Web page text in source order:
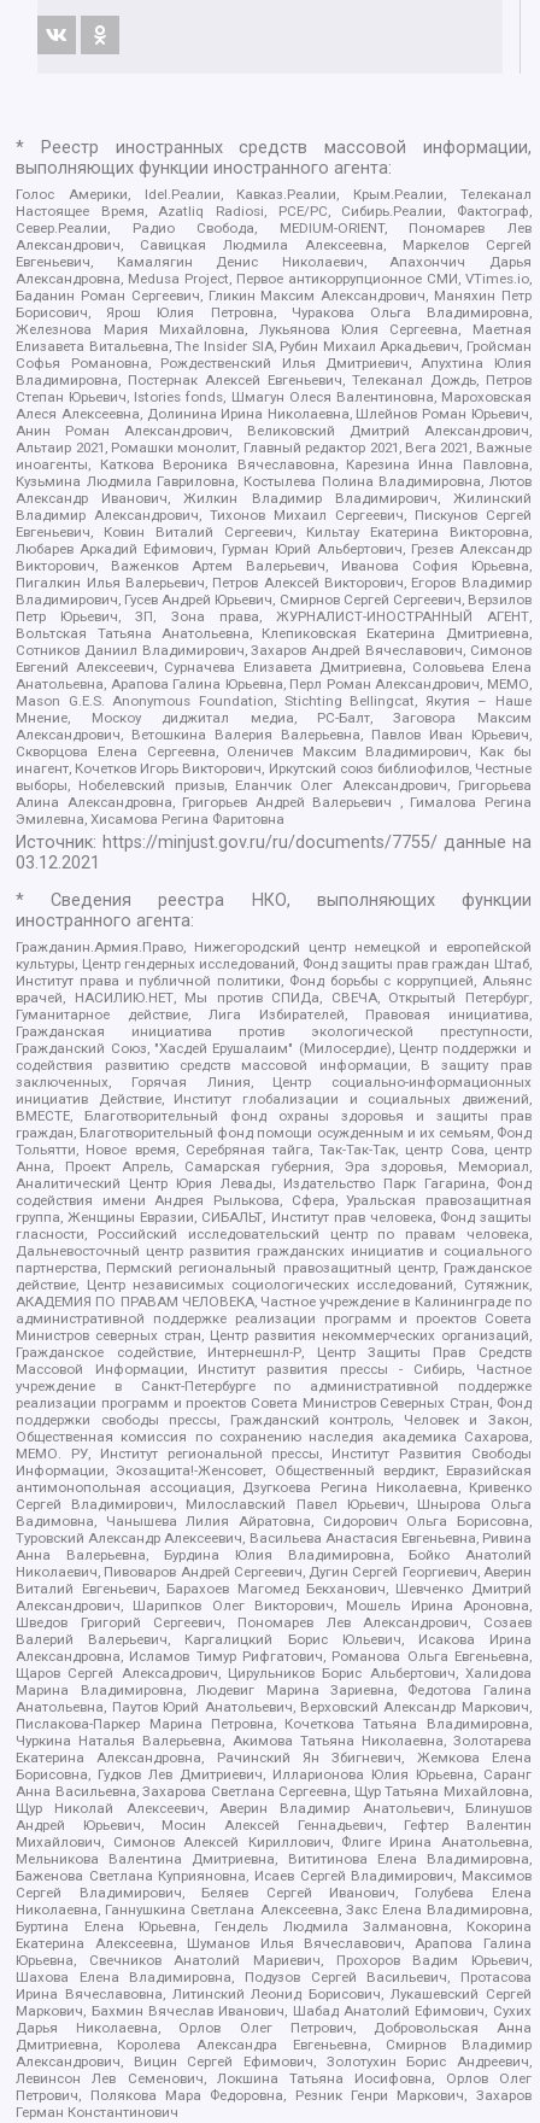
* Реестр иностранных средств массовой информации,
выполняющих функции иностранного агента:
Голос Америки, Idel.Реалии, Кавказ.Реалии, Крым.Реалии, Телеканал
Настоящее Время, Azatliq Radiosi, PCE/PC, Сибирь.Реалии, Фактограф,
Север.Реалии, Радио Свобода, MEDIUM-ORIENT, Пономарев Лев
Александрович, Савицкая Людмила Алексеевна, Маркелов Сергей
Евгеньевич, Камалягин Денис Николаевич, Апахончич Дарья
Александровна, Medusa Project, Первое антикоррупционное СМИ, VTimes.io,
Баданин Роман Сергеевич, Гликин Максим Александрович, Маняхин Петр
Борисович, Ярош Юлия Петровна, Чуракова Ольга Владимировна,
Железнова Мария Михайловна, Лукьянова Юлия Сергеевна, Маетная
Елизавета Витальевна, The Insider SIA, Рубин Михаил Аркадьевич, Гройсман
Софья Романовна, Рождественский Илья Дмитриевич, Апухтина Юлия
Владимировна, Постернак Алексей Евгеньевич, Телеканал Дождь, Петров
Степан Юрьевич, Istories fonds, Шмагун Олеся Валентиновна, Мароховская
Алеся Алексеевна, Долинина Ирина Николаевна, Шлейнов Роман Юрьевич,
Анин Роман Александрович, Великовский Дмитрий Александрович,
Альтаир 2021, Ромашки монолит, Главный редактор 2021, Вега 2021, Важные
иноагенты, Каткова Вероника Вячеславовна, Карезина Инна Павловна,
Кузьмина Людмила Гавриловна, Костылева Полина Владимировна, Лютов
Александр Иванович, Жилкин Владимир Владимирович, Жилинский
Владимир Александрович, Тихонов Михаил Сергеевич, Пискунов Сергей
Евгеньевич, Ковин Виталий Сергеевич, Кильтау Екатерина Викторовна,
Любарев Аркадий Ефимович, Гурман Юрий Альбертович, Грезев Александр
Викторович, Важенков Артем Валерьевич, Иванова София Юрьевна,
Пигалкин Илья Валерьевич, Петров Алексей Викторович, Егоров Владимир
Владимирович, Гусев Андрей Юрьевич, Смирнов Сергей Сергеевич, Верзилов
Петр Юрьевич, ЗП, Зона права, ЖУРНАЛИСТ-ИНОСТРАННЫЙ АГЕНТ,
Вольтская Татьяна Анатольевна, Клепиковская Екатерина Дмитриевна,
Сотников Даниил Владимирович, Захаров Андрей Вячеславович, Симонов
Евгений Алексеевич, Сурначева Елизавета Дмитриевна, Соловьева Елена
Анатольевна, Арапова Галина Юрьевна, Перл Роман Александрович, МЕМО,
Mason G.E.S. Anonymous Foundation, Stichting Bellingcat, Якутия – Наше
Мнение, Москоу диджитал медиа, РС-Балт, Заговора Максим
Александрович, Ветошкина Валерия Валерьевна, Павлов Иван Юрьевич,
Скворцова Елена Сергеевна, Оленичев Максим Владимирович, Как бы
инагент, Кочетков Игорь Викторович, Иркутский союз библиофилов, Честные
выборы, Нобелевский призыв, Еланчик Олег Александрович, Григорьева
Алина Александровна, Григорьев Андрей Валерьевич , Гималова Регина
Эмилевна, Хисамова Регина Фаритовна
Источник: https://minjust.gov.ru/ru/documents/7755/ данные на
03.12.2021
* Сведения реестра НКО, выполняющих функции
иностранного агента:
Гражданин.Армия.Право, Нижегородский центр немецкой и европейской
культуры, Центр гендерных исследований, Фонд защиты прав граждан Штаб,
Институт права и публичной политики, Фонд борьбы с коррупцией, Альянс
врачей, НАСИЛИЮ.НЕТ, Мы против СПИДа, СВЕЧА, Открытый Петербург,
Гуманитарное действие, Лига Избирателей, Правовая инициатива,
Гражданская инициатива против экологической преступности,
Гражданский Союз, "Хасдей Ерушалаим" (Милосердие), Центр поддержки и
содействия развитию средств массовой информации, В защиту прав
заключенных, Горячая Линия, Центр социально-информационных
инициатив Действие, Институт глобализации и социальных движений,
ВМЕСТЕ, Благотворительный фонд охраны здоровья и защиты прав
граждан, Благотворительный фонд помощи осужденным и их семьям, Фонд
Тольятти, Новое время, Серебряная тайга, Так-Так-Так, центр Сова, центр
Анна, Проект Апрель, Самарская губерния, Эра здоровья, Мемориал,
Аналитический Центр Юрия Левады, Издательство Парк Гагарина, Фонд
содействия имени Андрея Рылькова, Сфера, Уральская правозащитная
группа, Женщины Евразии, СИБАЛЬТ, Институт прав человека, Фонд защиты
гласности, Российский исследовательский центр по правам человека,
Дальневосточный центр развития гражданских инициатив и социального
партнерства, Пермский региональный правозащитный центр, Гражданское
действие, Центр независимых социологических исследований, Сутяжник,
АКАДЕМИЯ ПО ПРАВАМ ЧЕЛОВЕКА, Частное учреждение в Калининграде по
административной поддержке реализации программ и проектов Совета
Министров северных стран, Центр развития некоммерческих организаций,
Гражданское содействие, Интернешнл-Р, Центр Защиты Прав Средств
Массовой Информации, Институт развития прессы - Сибирь, Частное
учреждение в Санкт-Петербурге по административной поддержке
реализации программ и проектов Совета Министров Северных Стран, Фонд
поддержки свободы прессы, Гражданский контроль, Человек и Закон,
Общественная комиссия по сохранению наследия академика Сахарова,
МЕМО. РУ, Институт региональной прессы, Институт Развития Свободы
Информации, Экозащита!-Женсовет, Общественный вердикт, Евразийская
антимонопольная ассоциация, Дзугкоева Регина Николаевна, Кривенко
Сергей Владимирович, Милославский Павел Юрьевич, Шнырова Ольга
Вадимовна, Чанышева Лилия Айратовна, Сидорович Ольга Борисовна,
Туровский Александр Алексеевич, Васильева Анастасия Евгеньевна, Ривина
Анна Валерьевна, Бурдина Юлия Владимировна, Бойко Анатолий
Николаевич, Пивоваров Андрей Сергеевич, Дугин Сергей Георгиевич, Аверин
Виталий Евгеньевич, Барахоев Магомед Бекханович, Шевченко Дмитрий
Александрович, Шарипков Олег Викторович, Мошель Ирина Ароновна,
Шведов Григорий Сергеевич, Пономарев Лев Александрович, Созаев
Валерий Валерьевич, Каргалицкий Борис Юльевич, Исакова Ирина
Александровна, Исламов Тимур Рифгатович, Романова Ольга Евгеньевна,
Щаров Сергей Алексадрович, Цирульников Борис Альбертович, Халидова
Марина Владимировна, Людевиг Марина Зариевна, Федотова Галина
Анатольевна, Паутов Юрий Анатольевич, Верховский Александр Маркович,
Пислакова-Паркер Марина Петровна, Кочеткова Татьяна Владимировна,
Чуркина Наталья Валерьевна, Акимова Татьяна Николаевна, Золотарева
Екатерина Александровна, Рачинский Ян Збигневич, Жемкова Елена
Борисовна, Гудков Лев Дмитриевич, Илларионова Юлия Юрьевна, Саранг
Анна Васильевна, Захарова Светлана Сергеевна, Щур Татьяна Михайловна,
Щур Николай Алексеевич, Аверин Владимир Анатольевич, Блинушов
Андрей Юрьевич, Мосин Алексей Геннадьевич, Гефтер Валентин
Михайлович, Симонов Алексей Кириллович, Флиге Ирина Анатольевна,
Мельникова Валентина Дмитриевна, Вититинова Елена Владимировна,
Баженова Светлана Куприяновна, Исаев Сергей Владимирович, Максимов
Сергей Владимирович, Беляев Сергей Иванович, Голубева Елена
Николаевна, Ганнушкина Светлана Алексеевна, Закс Елена Владимировна,
Буртина Елена Юрьевна, Гендель Людмила Залмановна, Кокорина
Екатерина Алексеевна, Шуманов Илья Вячеславович, Арапова Галина
Юрьевна, Свечников Анатолий Мариевич, Прохоров Вадим Юрьевич,
Шахова Елена Владимировна, Подузов Сергей Васильевич, Протасова
Ирина Вячеславовна, Литинский Леонид Борисович, Лукашевский Сергей
Маркович, Бахмин Вячеслав Иванович, Шабад Анатолий Ефимович, Сухих
Дарья Николаевна, Орлов Олег Петрович, Добровольская Анна
Дмитриевна, Королева Александра Евгеньевна, Смирнов Владимир
Александрович, Вицин Сергей Ефимович, Золотухин Борис Андреевич,
Левинсон Лев Семенович, Локшина Татьяна Иосифовна, Орлов Олег
Петрович, Полякова Мара Федоровна, Резник Генри Маркович, Захаров
Герман Константинович